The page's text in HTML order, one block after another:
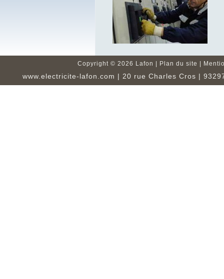
Copyright © 2026 Lafon | Plan du site
www.electricite-lafon.com | 20 rue Charles Cros |